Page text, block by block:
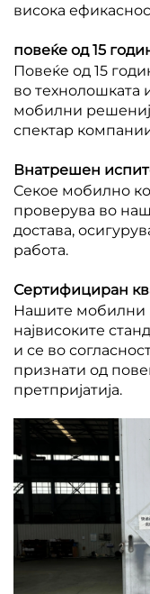
висока
повеќе од 15
Повеќе од 15
во технолошката
мобилни
спектар
Внатрешен
Секое мобилно
проверува во
достава,
работа.
Сертифициран
Нашите мобилни
највисоките
и се во
признати од
претпријатија.